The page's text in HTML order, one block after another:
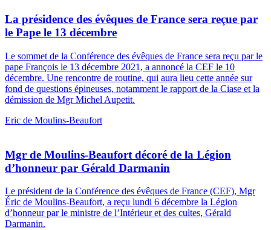
La présidence des évêques de France sera reçue par
le Pape le 13 décembre
Le sommet de la Conférence des évêques de France sera reçu par le
pape François le 13 décembre 2021, a annoncé la CEF le 10
décembre. Une rencontre de routine, qui aura lieu cette année sur
fond de questions épineuses, notamment le rapport de la Ciase et la
démission de Mgr Michel Aupetit.
Eric de Moulins-Beaufort
Mgr de Moulins-Beaufort décoré de la Légion
d’honneur par Gérald Darmanin
Le président de la Conférence des évêques de France (CEF), Mgr
Éric de Moulins-Beaufort, a reçu lundi 6 décembre la Légion
d’honneur par le ministre de l’Intérieur et des cultes, Gérald
Darmanin.